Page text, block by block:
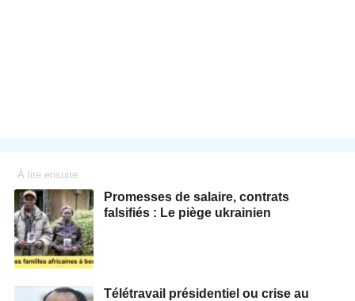
À lire ensuite
Promesses de salaire, contrats
falsifiés : Le piège ukrainien
Télétravail présidentiel ou crise au